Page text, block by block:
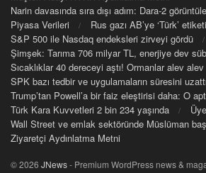
Narin davasında sıra dışı adım: Dara-2
Piyasa Verileri
Rus gazı AB’ye ‘Türk’
S&P 500 ile Nasdaq endeksleri zirveyi gördü
Şimşek: Tarıma 706 milyar TL, enerjiye dev
Sıcaklıklar 40 dereceyi aştı! Ormanlar alev alev
SPK bazı tedbir ve uygulamaların süresini uzattı
Trump’tan Powell’a bir faiz eleştirisi daha: O
Türk Kara Kuvvetleri 2 bin 234 yaşında
Wall Street ve emlak sektöründe Müslüman
Ziyaretçi Aydınlatma Metni
© 2026 JNews- Premium WordPress news &